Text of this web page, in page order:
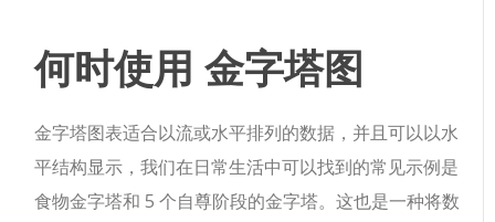
何时使用 金字塔图
金字塔图表适合以流或水平排列的数据，并且可以以水
平结构显示，我们在日常生活中可以找到的常见示例是
食物金字塔和 5 个自尊阶段的金字塔。这也是一种将数